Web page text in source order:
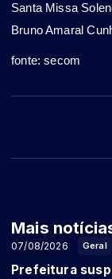
Santa Missa
Bruno Amaral
fonte: secom
Mais
Geral
07/08/2026
Prefeitura